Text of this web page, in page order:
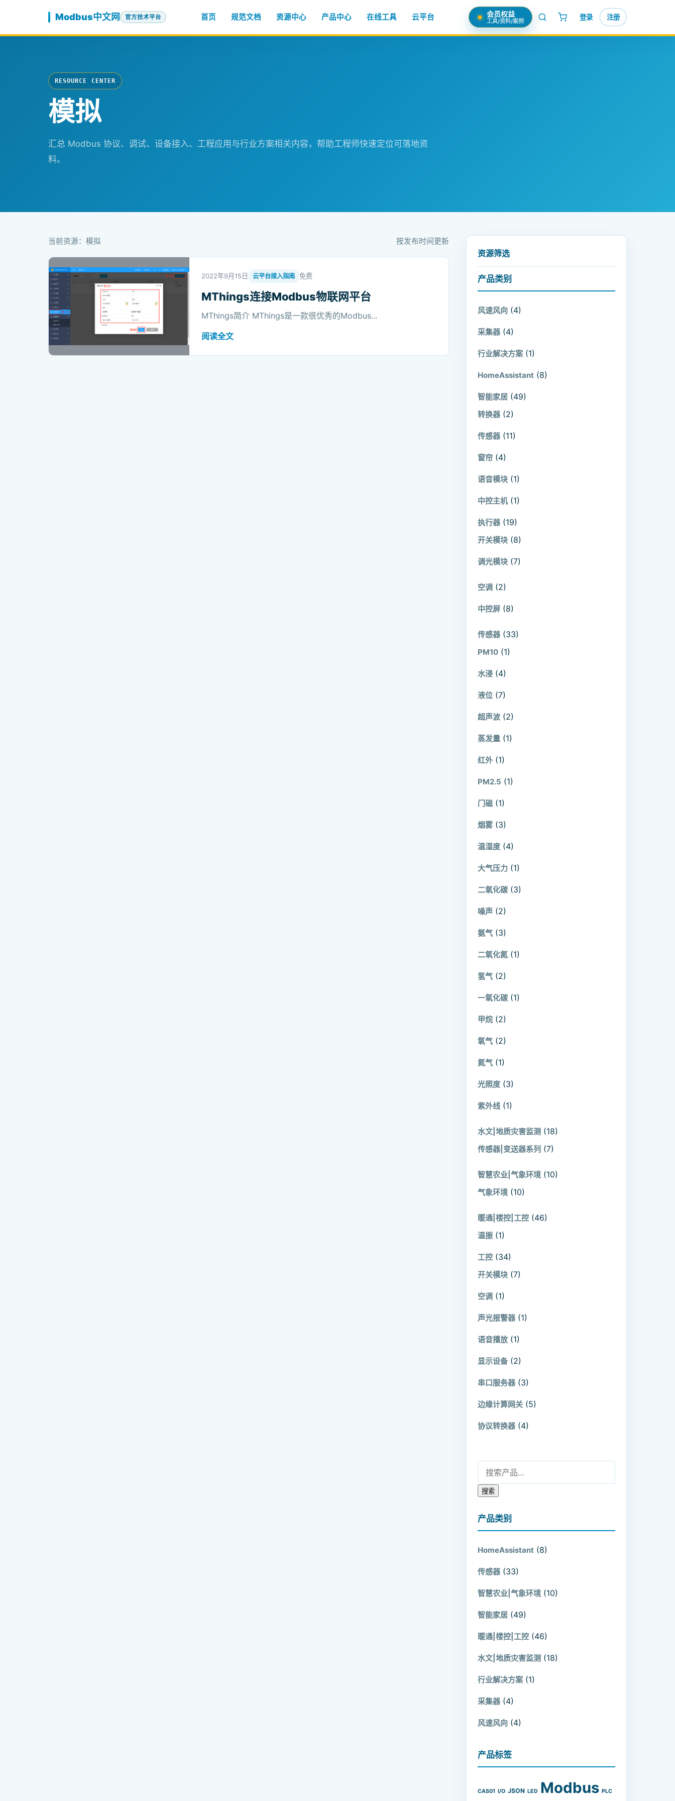
Modbus中文网 官方技术平台 首页 规范文档 资源中心 产品中心 在线工具 云平台 会员权益
工具/资料/案例 登录 注册
RESOURCE CENTER
模拟
汇总 Modbus 协议、调试、设备接入、工程应用与行业方案相关内容，帮助工程师快速定位可落地资
料。
当前资源：模拟 按发布时间更新
2022年9月15日 云平台接入指南 免费
MThings连接Modbus物联网平台
MThings简介 MThings是一款很优秀的Modbus...
阅读全文
资源筛选
产品类别
风速风向 (4)
采集器 (4)
行业解决方案 (1)
HomeAssistant (8)
智能家居 (49)
转换器 (2)
传感器 (11)
窗帘 (4)
语音模块 (1)
中控主机 (1)
执行器 (19)
开关模块 (8)
调光模块 (7)
空调 (2)
中控屏 (8)
传感器 (33)
PM10 (1)
水浸 (4)
液位 (7)
超声波 (2)
蒸发量 (1)
红外 (1)
PM2.5 (1)
门磁 (1)
烟雾 (3)
温湿度 (4)
大气压力 (1)
二氧化碳 (3)
噪声 (2)
氨气 (3)
二氧化氮 (1)
氢气 (2)
一氧化碳 (1)
甲烷 (2)
氧气 (2)
氮气 (1)
光照度 (3)
紫外线 (1)
水文|地质灾害监测 (18)
传感器|变送器系列 (7)
智慧农业|气象环境 (10)
气象环境 (10)
暖通|楼控|工控 (46)
温振 (1)
工控 (34)
开关模块 (7)
空调 (1)
声光报警器 (1)
语音播放 (1)
显示设备 (2)
串口服务器 (3)
边缘计算网关 (5)
协议转换器 (4)
搜索：
搜索
产品类别
HomeAssistant (8)
传感器 (33)
智慧农业|气象环境 (10)
智能家居 (49)
暖通|楼控|工控 (46)
水文|地质灾害监测 (18)
行业解决方案 (1)
采集器 (4)
风速风向 (4)
产品标签
CAS01 I/O JSON LED Modbus PLC